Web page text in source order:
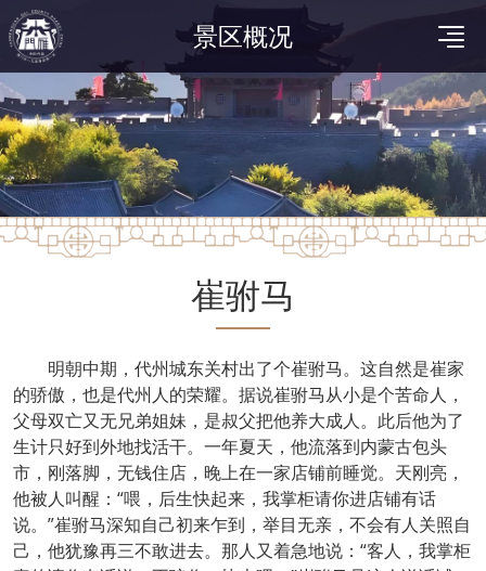
景区概况
崔驸马
明朝中期，代州城东关村出了个崔驸马。这自然是崔家
的骄傲，也是代州人的荣耀。据说崔驸马从小是个苦命人，
父母双亡又无兄弟姐妹，是叔父把他养大成人。此后他为了
生计只好到外地找活干。一年夏天，他流落到内蒙古包头
市，刚落脚，无钱住店，晚上在一家店铺前睡觉。天刚亮，
他被人叫醒：“喂，后生快起来，我掌柜请你进店铺有话
说。”崔驸马深知自己初来乍到，举目无亲，不会有人关照自
己，他犹豫再三不敢进去。那人又着急地说：“客人，我掌柜